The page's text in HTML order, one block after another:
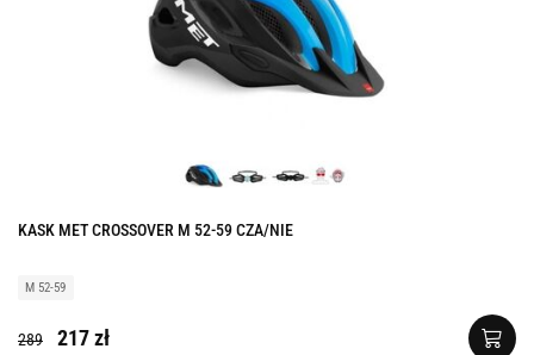
KASK MET CROSSOVER M 52-59 CZA/NIE
M 52-59
289 217 zł